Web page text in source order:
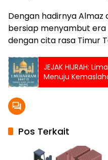
Dengan hadirnya Almaz
bersiap menyambut
dengan cita rasa Timur
JEJAK HIJRAH:
Menuju
Pos Terkait